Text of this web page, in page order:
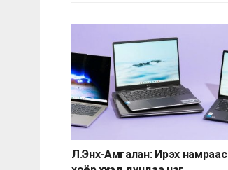
Л.Энх-Амгалан: Ирэх намраас